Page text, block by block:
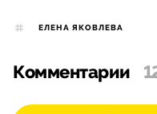
ЕЛЕНА ЯКОВЛЕВА
Комментарии